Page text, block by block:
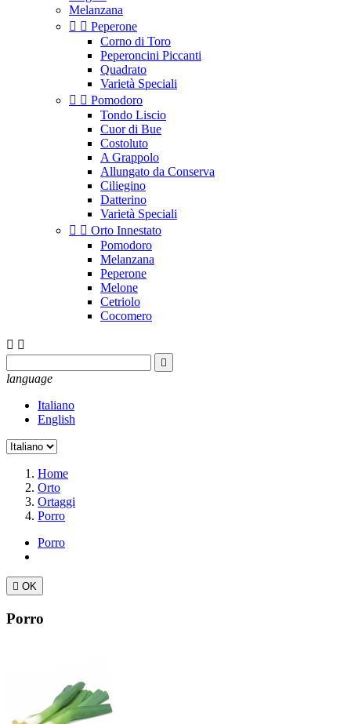
Melanzana
  Peperone
Corno di Toro
Peperoncini Piccanti
Quadrato
Varietà Speciali
  Pomodoro
Tondo Liscio
Cuor di Bue
Costoluto
A Grappolo
Allungato da Conserva
Ciliegino
Datterino
Varietà Speciali
  Orto Innestato
Pomodoro
Melanzana
Peperone
Melone
Cetriolo
Cocomero
 

language
Italiano
English
Home
Orto
Ortaggi
Porro
Porro
 OK
Porro